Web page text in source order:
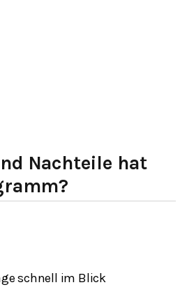
Nachteile hat
schnell im Blick